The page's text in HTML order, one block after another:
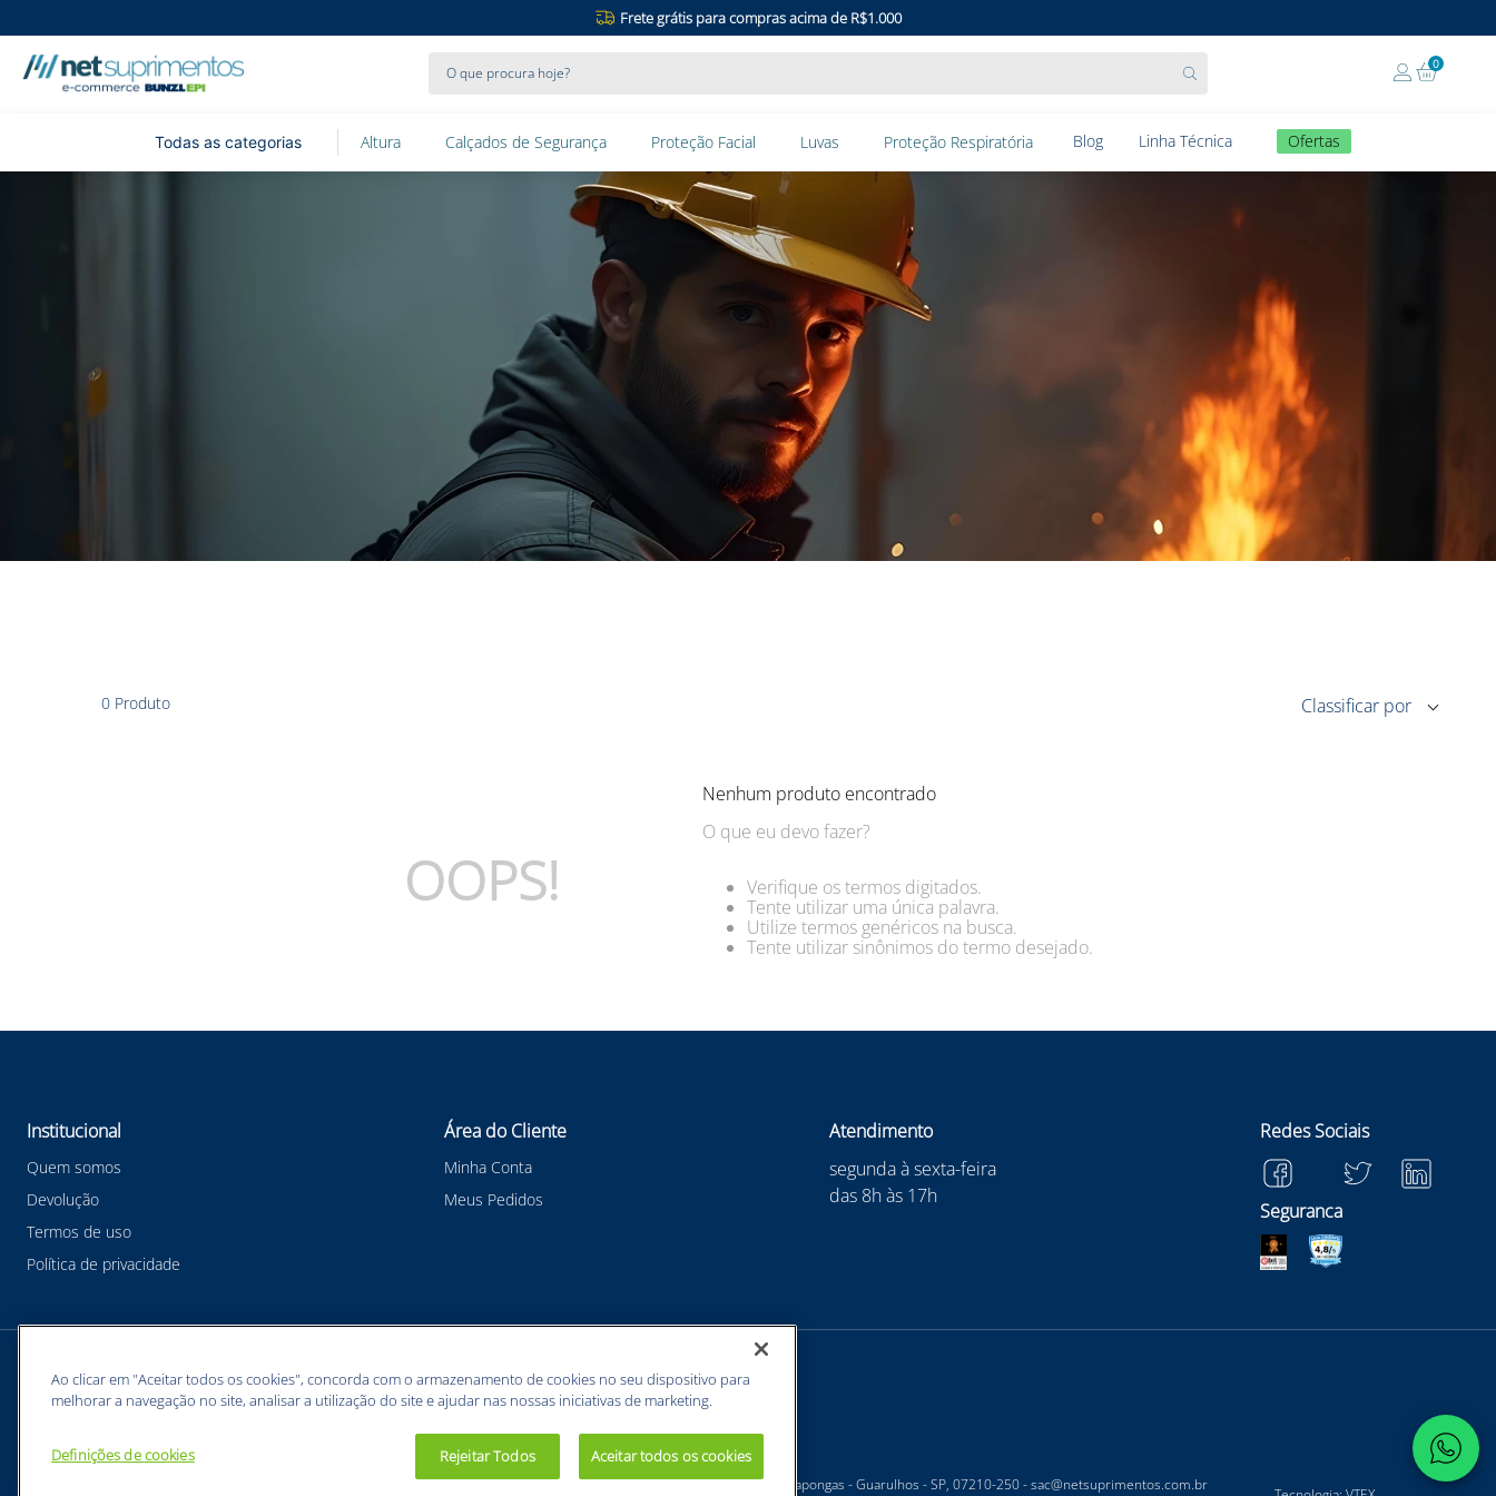
Frete grátis para compras acima de R$1.000
0
Altura Calçados de Segurança Proteção Facial Luvas Proteção Respiratória Blog Linha Técnica Ofertas
0 Produto
OOPS!
Nenhum produto encontrado
O que eu devo fazer?
Verifique os termos digitados.
Tente utilizar uma única palavra.
Utilize termos genéricos na busca.
Tente utilizar sinônimos do termo desejado.
Institucional
Quem somos
Devolução
Termos de uso
Política de privacidade
Área do Cliente
Minha Conta
Meus Pedidos
Atendimento
segunda à sexta-feira
das 8h às 17h
Redes Sociais
Seguranca
Meios de pagamentos
BUNZL EQUIPAMENTOS PARA PROTEÇÃO INDIVIDUAL. - CNPJ: 43.854.777/0001-26 - Estrada Velha Guarulhos, 5135 - Jardim Arapongas - Guarulhos - SP, 07210-250 -sac@netsuprimentos.com.br
Ao clicar em "Aceitar todos os cookies", concorda com o armazenamento de cookies no seu dispositivo para
melhorar a navegação no site, analisar a utilização do site e ajudar nas nossas iniciativas de marketing.
Definições de cookies Rejeitar Todos Aceitar todos os cookies